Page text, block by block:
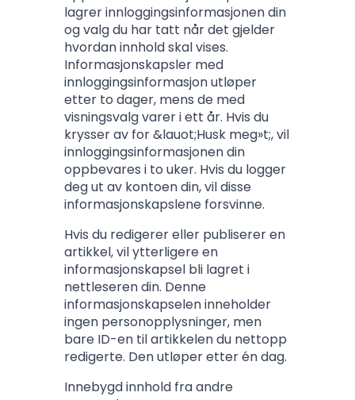
lagrer innloggingsinformasjonen din
og valg du har tatt når det gjelder
hvordan innhold skal vises.
Informasjonskapsler med
innloggingsinformasjon utløper
etter to dager, mens de med
visningsvalg varer i ett år. Hvis du
krysser av for &lauot;Husk meg»t;, vil
innloggingsinformasjonen din
oppbevares i to uker. Hvis du logger
deg ut av kontoen din, vil disse
informasjonskapslene forsvinne.
Hvis du redigerer eller publiserer en
artikkel, vil ytterligere en
informasjonskapsel bli lagret i
nettleseren din. Denne
informasjonskapselen inneholder
ingen personopplysninger, men
bare ID-en til artikkelen du nettopp
redigerte. Den utløper etter én dag.
Innebygd innhold fra andre